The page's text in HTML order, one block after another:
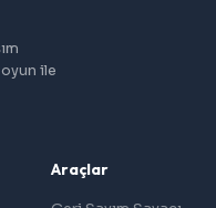
ile
Araçlar